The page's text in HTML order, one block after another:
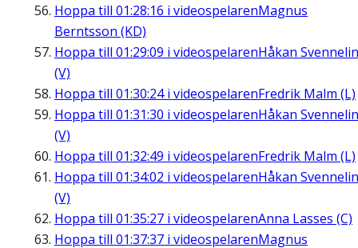
Hoppa till 01:28:16 i videospelarenMagnus
Berntsson (KD)
Hoppa till 01:29:09 i videospelarenHåkan
(V)
Hoppa till 01:30:24i videospelarenFredrik Malm (L)
Hoppa till 01:31:30 i videospelarenHåkan
(V)
Hoppa till 01:32:49 i videospelarenFredrik Malm (L)
Hoppa till 01:34:02 i videospelarenHåkan
(V)
Hoppa till 01:35:27 i videospelarenAnna Lasses (C)
Hoppa till 01:37:37 i videospelarenMagnus